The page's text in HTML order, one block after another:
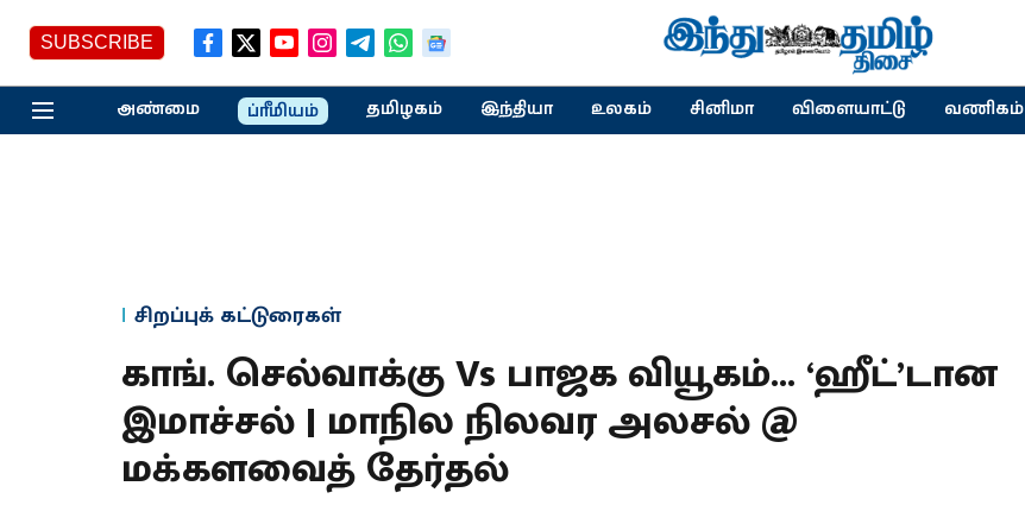
SUBSCRIBE
அண்மை ப்ரீமியம் தமிழகம் இந்தியா உலகம் சினிமா விளையாட்டு வணிகம்
சிறப்புக் கட்டுரைகள்
காங். செல்வாக்கு Vs பாஜக வியூகம்... ‘ஹீட்’டான
இமாச்சல் | மாநில நிலவர அலசல் @
மக்களவைத் தேர்தல்